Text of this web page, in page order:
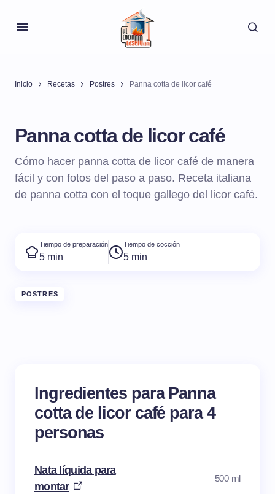
Inicio Recetas Postres Panna cotta de licor café
Panna cotta de licor café
Cómo hacer panna cotta de licor café de manera
fácil y con fotos del paso a paso. Receta italiana
de panna cotta con el toque gallego del licor café.
Tiempo de preparación
5 min
Tiempo de cocción
5 min
POSTRES
Ingredientes para Panna
cotta de licor café para 4
personas
Nata líquida para
montar
500 ml